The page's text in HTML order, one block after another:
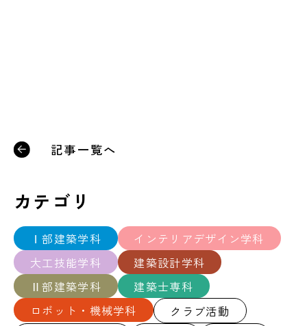
記事一覧へ
カテゴリ
Ⅰ部建築学科
インテリアデザイン学科
大工技能学科
建築設計学科
Ⅱ部建築学科
建築士専科
ロボット・機械学科
クラブ活動